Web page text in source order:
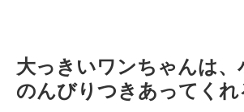
大っきいワンちゃんは、
のんびりつきあってくれ